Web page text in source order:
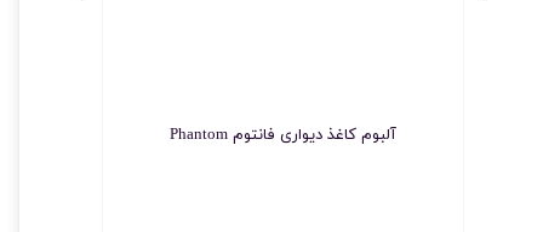
آلبوم کاغذ دیواری فانتوم Phantom